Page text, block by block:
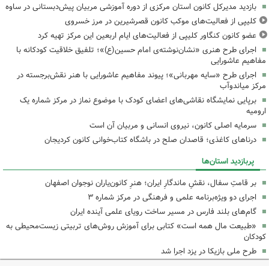
بازدید مدیرکل کانون استان مرکزی از دوره آموزشی مربیان پیش‌دبستانی در ساوه
کلیپی از فعالیت‌های موکب کانون قصرشیرین در مرز خسروی
عضو کانون کنگاور کلیپی از فعالیت‌های ایام اربعین این مرکز تهیه کرد
اجرای طرح هنری «نشان‌نوشته‌ی امام حسین(ع)»؛ تلفیق خلاقیت کودکانه با
مفاهیم عاشورایی
اجرای طرح «سایه مهربانی»؛ پیوند مفاهیم عاشورایی با هنر نقش‌برجسته در
مرکز میاندوآب
برپایی نمایشگاه نقاشی‌های اعضای کودک با موضوع نماز در مرکز شماره یک
ارومیه
سرمایه اصلی کانون، نیروی انسانی و مربیان آن است
درناهای کاغذی؛ قاصدان صلح در باشگاه کتاب‌خوانی کانون کردیجان
پربازدید استان‌ها
بر قامتِ سفال، نقشِ ماندگارِ ایران؛ هنرِ کانون‌یاران نوجوان اصفهان
اجرای دو ویژه‌برنامه علمی و فرهنگی در مرکز شماره ۳
گام‌های بلند فارس در مسیر ساخت رویای علمی آینده ایران
«طبیعت مال همه است» کتابی برای آموزش روش‌های تربیتی زیست‌محیطی به
کودکان
طرح ملی بازیکا در یزد اجرا شد